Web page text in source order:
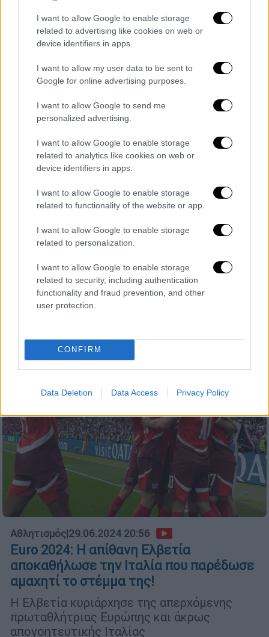
I want to allow Google to enable storage
related to advertising like cookies on web or
device identifiers in apps.
I want to allow my user data to be sent to
Google for online advertising purposes.
I want to allow Google to send me
personalized advertising.
I want to allow Google to enable storage
related to analytics like cookies on web or
device identifiers in apps.
I want to allow Google to enable storage
related to functionality of the website or app.
I want to allow Google to enable storage
related to personalization.
I want to allow Google to enable storage
related to security, including authentication
functionality and fraud prevention, and other
user protection.
CONFIRM
Data Deletion Data Access Privacy Policy
ημιτελικά για δεύτερο σερί Euro
Live Blog|06.07.2024 18:50
Live Αγγλία - Ελβετία: Μονομαχία στο
Ντίσελντορφ για μια θέση στον
ημιτελικό του Euro 2024
Μονομαχία για μια θέση στα ημιτελικά του
Euro 2024
Αθλητισμός|29.06.2024 20:56
Euro 2024: Η απίθανη Ελβετία
αποκαθήλωσε την Ιταλία που παρέδωσε
αμαχητί το στέμμα της!
Η Ελβετία κυριάρχησε της απερχόμενης
πρωταθλήτριας Ευρώπης και άκρως
απογοητευτικής Ιταλίας